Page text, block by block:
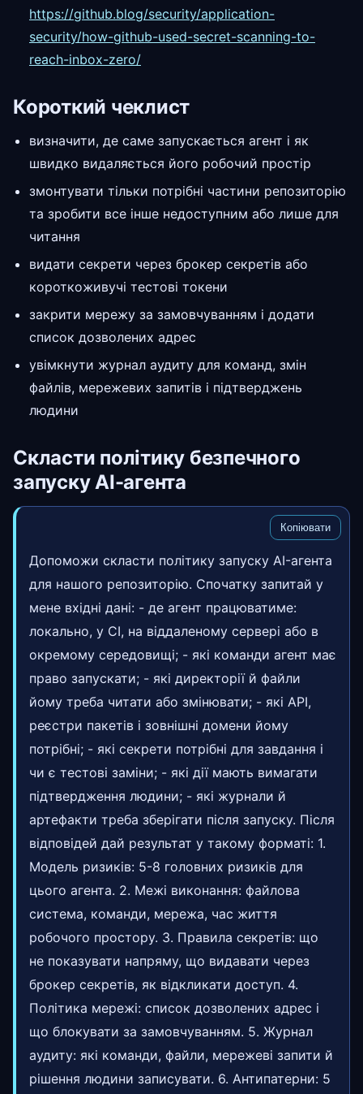
https://github.blog/security/application-
security/how-github-used-secret-scanning-to-
reach-inbox-zero/
Короткий чеклист
визначити, де саме запускається агент і як
швидко видаляється його робочий простір
змонтувати тільки потрібні частини репозиторію
та зробити все інше недоступним або лише для
читання
видати секрети через брокер секретів або
короткоживучі тестові токени
закрити мережу за замовчуванням і додати
список дозволених адрес
увімкнути журнал аудиту для команд, змін
файлів, мережевих запитів і підтверджень
людини
Скласти політику безпечного
запуску AI-агента
Копіювати
Допоможи скласти політику запуску AI-агента
для нашого репозиторію. Спочатку запитай у
мене вхідні дані: - де агент працюватиме:
локально, у CI, на віддаленому сервері або в
окремому середовищі; - які команди агент має
право запускати; - які директорії й файли
йому треба читати або змінювати; - які API,
реєстри пакетів і зовнішні домени йому
потрібні; - які секрети потрібні для завдання і
чи є тестові заміни; - які дії мають вимагати
підтвердження людини; - які журнали й
артефакти треба зберігати після запуску. Після
відповідей дай результат у такому форматі: 1.
Модель ризиків: 5-8 головних ризиків для
цього агента. 2. Межі виконання: файлова
система, команди, мережа, час життя
робочого простору. 3. Правила секретів: що
не показувати напряму, що видавати через
брокер секретів, як відкликати доступ. 4.
Політика мережі: список дозволених адрес і
що блокувати за замовчуванням. 5. Журнал
аудиту: які команди, файли, мережеві запити й
рішення людини записувати. 6. Антипатерни: 5